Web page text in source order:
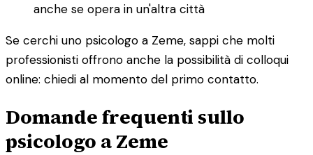
anche se opera in un'altra città
Se cerchi uno psicologo a Zeme, sappi che molti
professionisti offrono anche la possibilità di colloqui
online: chiedi al momento del primo contatto.
Domande frequenti sullo
psicologo a Zeme